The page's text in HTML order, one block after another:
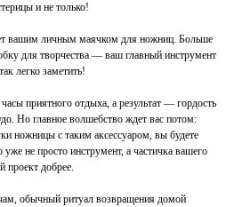
и не только!
вашим личным маячком для ножниц. Больше
для творчества — ваш главный инструмент
легко заметить!
приятного отдыха, а результат — гордость
Но главное волшебство ждет вас потом:
ножницы с таким аксессуаром, вы будете
не просто инструмент, а частичка вашего
проект добрее.
обычный ритуал возвращения домой